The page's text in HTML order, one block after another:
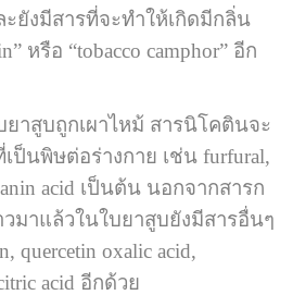
ะยังมีสารที่จะทำให้เกิดมีกลิ่น
หรือ “tobacco camphor” อีก
บถูกเผาไหม้ สารนิโคตินจะ
ป็นพิษต่อร่างกาย เช่น furfural,
acid เป็นต้น นอกจากสารก
มาแล้วในใบยาสูบยังมีสารอื่นๆ
quercetin oxalic acid,
acid อีกด้วย